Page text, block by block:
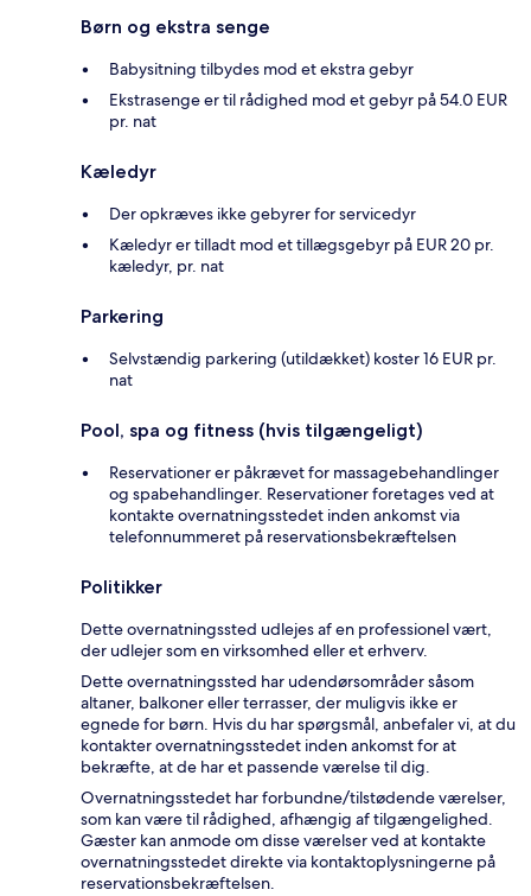
Børn og ekstra senge
Babysitning tilbydes mod et ekstra gebyr
Ekstrasenge er til rådighed mod et gebyr på 54.0 EUR
pr. nat
Kæledyr
Der opkræves ikke gebyrer for servicedyr
Kæledyr er tilladt mod et tillægsgebyr på EUR 20 pr.
kæledyr, pr. nat
Parkering
Selvstændig parkering (utildækket) koster 16 EUR pr.
nat
Pool, spa og fitness (hvis tilgængeligt)
Reservationer er påkrævet for massagebehandlinger
og spabehandlinger. Reservationer foretages ved at
kontakte overnatningsstedet inden ankomst via
telefonnummeret på reservationsbekræftelsen
Politikker
Dette overnatningssted udlejes af en professionel vært,
der udlejer som en virksomhed eller et erhverv.
Dette overnatningssted har udendørsområder såsom
altaner, balkoner eller terrasser, der muligvis ikke er
egnede for børn. Hvis du har spørgsmål, anbefaler vi, at du
kontakter overnatningsstedet inden ankomst for at
bekræfte, at de har et passende værelse til dig.
Overnatningsstedet har forbundne/tilstødende værelser,
som kan være til rådighed, afhængig af tilgængelighed.
Gæster kan anmode om disse værelser ved at kontakte
overnatningsstedet direkte via kontaktoplysningerne på
reservationsbekræftelsen.